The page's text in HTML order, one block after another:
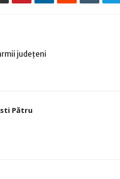
judeţeni
Pătru